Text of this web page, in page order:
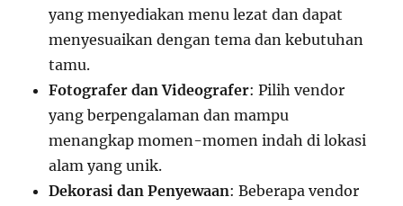
yang menyediakan menu lezat dan dapat
menyesuaikan dengan tema dan kebutuhan
tamu.
Fotografer dan Videografer: Pilih vendor
yang berpengalaman dan mampu
menangkap momen-momen indah di lokasi
alam yang unik.
Dekorasi dan Penyewaan: Beberapa vendor